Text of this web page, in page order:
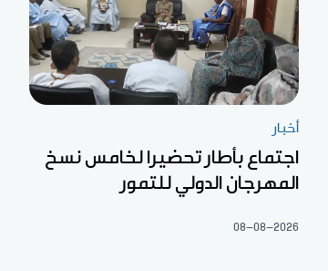
أخبار
اجتماع بأطار تحضيرا لخامس نسخ
المهرجان الدولي للتمور
08-08-2026